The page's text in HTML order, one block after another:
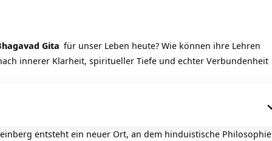
Gita für unser Leben heute? Wie können ihre Lehren
innerer Klarheit, spiritueller Tiefe und echter Verbundenheit
entsteht ein neuer Ort, an dem hinduistische Philosophie